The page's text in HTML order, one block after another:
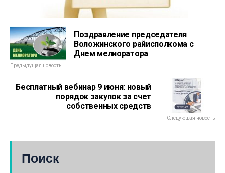
Поздравление председателя
Воложинского райисполкома с
Днем мелиоратора
Предыдущая новость
Бесплатный вебинар 9 июня: новый
порядок закупок за счет
собственных средств
Следующая новость
Поиск